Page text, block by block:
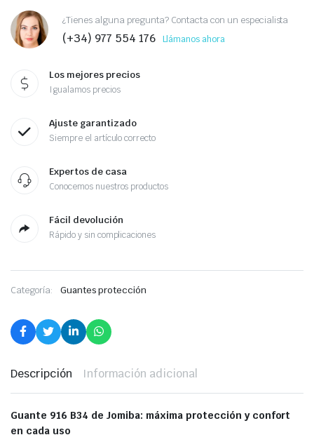
¿Tienes alguna pregunta? Contacta con un especialista
(+34) 977 554 176 Llámanos ahora
Los mejores precios
Igualamos precios
Ajuste garantizado
Siempre el artículo correcto
Expertos de casa
Conocemos nuestros productos
Fácil devolución
Rápido y sin complicaciones
Categoría: Guantes protección
Descripción Información adicional
Guante 916 B34 de Jomiba: máxima protección y confort
en cada uso